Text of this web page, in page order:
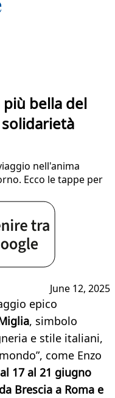
bella del
nell'anima
Ecco le tappe per
June 12, 2025
epico
, simbolo
e stile italiani,
come Enzo
17 al 21 giugno
Brescia a Roma e